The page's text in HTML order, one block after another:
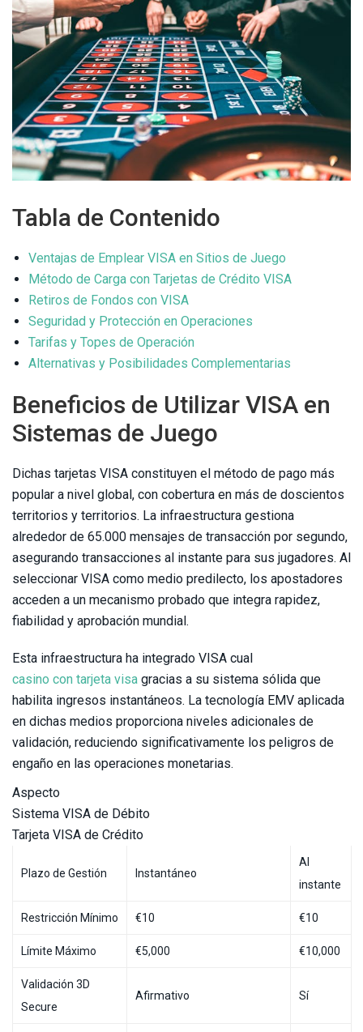
Tabla de Contenido
Ventajas de Emplear VISA en Sitios de Juego
Método de Carga con Tarjetas de Crédito VISA
Retiros de Fondos con VISA
Seguridad y Protección en Operaciones
Tarifas y Topes de Operación
Alternativas y Posibilidades Complementarias
Beneficios de Utilizar VISA en
Sistemas de Juego
Dichas tarjetas VISA constituyen el método de pago más
popular a nivel global, con cobertura en más de doscientos
territorios y territorios. La infraestructura gestiona
alrededor de 65.000 mensajes de transacción por segundo,
asegurando transacciones al instante para sus jugadores. Al
seleccionar VISA como medio predilecto, los apostadores
acceden a un mecanismo probado que integra rapidez,
fiabilidad y aprobación mundial.
Esta infraestructura ha integrado VISA cual
casino con tarjeta visa gracias a su sistema sólida que
habilita ingresos instantáneos. La tecnología EMV aplicada
en dichas medios proporciona niveles adicionales de
validación, reduciendo significativamente los peligros de
engaño en las operaciones monetarias.
Aspecto
Sistema VISA de Débito
Tarjeta VISA de Crédito
Plazo de Gestión Instantáneo
Al
instante
Restricción Mínimo €10 €10
Límite Máximo €5,000 €10,000
Validación 3D
Secure
Afirmativo Sí